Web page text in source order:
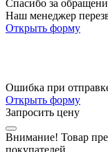
Спасибо за
Наш менеджер
Открыть форму
Ошибка при
Открыть форму
Запросить цену
Внимание! Товар
покупателей.